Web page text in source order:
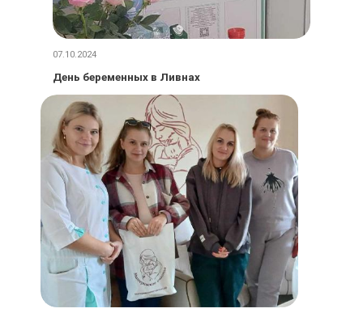
07.10.2024
День беременных в Ливнах